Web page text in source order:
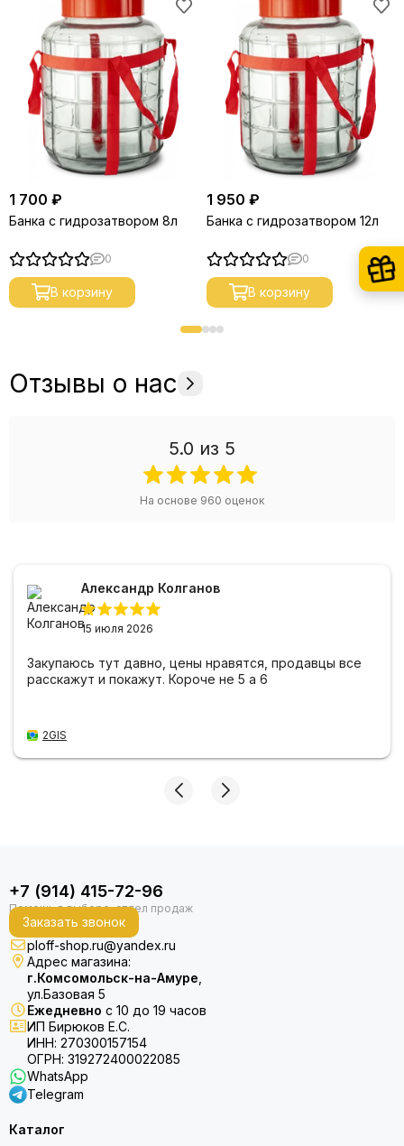
1 700 ₽
Банка с гидрозатвором 8л
0
В корзину
1 950 ₽
Банка с гидрозатвором 12л
0
В корзину
Отзывы о нас
5.0 из 5
На основе 960 оценок
Александр Колганов
15 июля 2026
Закупаюсь тут давно, цены нравятся, продавцы все
расскажут и покажут. Короче не 5 а 6
2GIS
+7 (914) 415-72-96
Заказать звонок
ploff-shop.ru@yandex.ru
Адрес магазина:
г.Комсомольск-на-Амуре
ул.Базовая 5
Ежедневно с 10 до 19 часов
ИП Бирюков Е.С.
ИНН: 270300157154
ОГРН: 319272400022085
WhatsApp
Telegram
Каталог